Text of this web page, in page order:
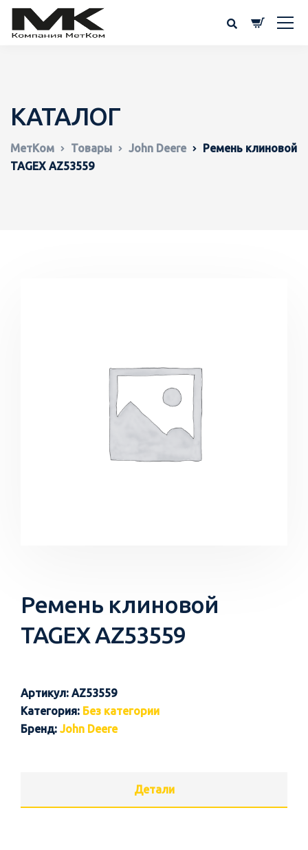
КАТАЛОГ
МетКом Товары John Deere
Ремень клиновой
TAGEX AZ53559
Ремень клиновой
TAGEX AZ53559
Артикул: AZ53559
Категория: Без категории
Бренд: John Deere
Детали